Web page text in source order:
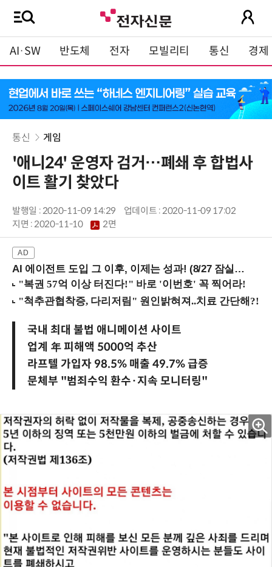
AI·SW 반도체 전자 모빌리티 통신 경제
통신 게임
'애니24' 운영자 검거…폐쇄 후 합법사
이트 활기 찾았다
발행일 : 2020-11-09 14:29
업데이트 : 2020-11-09 17:02
지면 :2020-11-10 2면
AI 에이전트 도입 그 이후, 이제는 성과! (8/27 잠실역)
국내 최대 불법 애니메이션 사이트
업계 年 피해액 5000억 추산
라프텔 가입자 98.5% 매출 49.7% 급증
문체부 "범죄수익 환수·지속 모니터링"